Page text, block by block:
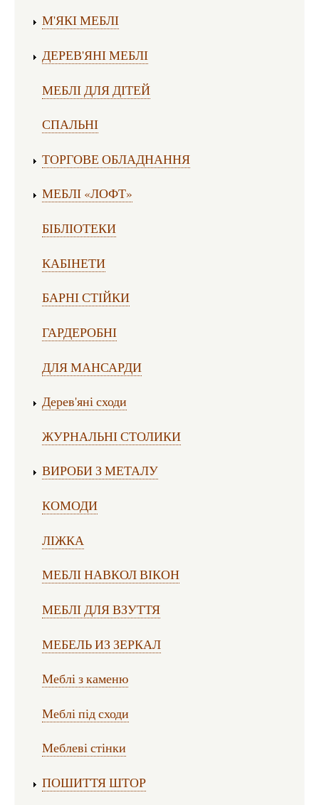
М'ЯКІ МЕБЛІ
ДЕРЕВ'ЯНІ МЕБЛІ
МЕБЛІ ДЛЯ ДІТЕЙ
СПАЛЬНІ
ТОРГОВЕ ОБЛАДНАННЯ
МЕБЛІ «ЛОФТ»
БІБЛІОТЕКИ
КАБІНЕТИ
БАРНІ СТІЙКИ
ГАРДЕРОБНІ
ДЛЯ МАНСАРДИ
Дерев'яні сходи
ЖУРНАЛЬНІ СТОЛИКИ
ВИРОБИ З МЕТАЛУ
КОМОДИ
ЛІЖКА
МЕБЛІ НАВКОЛ ВІКОН
МЕБЛІ ДЛЯ ВЗУТТЯ
МЕБЕЛЬ ИЗ ЗЕРКАЛ
Меблі з каменю
Меблі під сходи
Меблеві стінки
ПОШИТТЯ ШТОР